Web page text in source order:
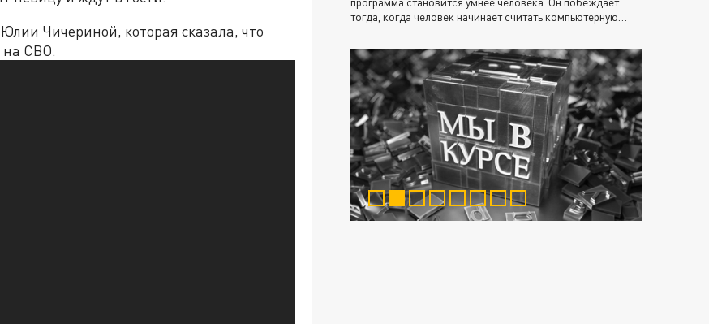
Чичериной, которая сказала, что
на СВО.
тогда, когда человек начинает считать компьютерную